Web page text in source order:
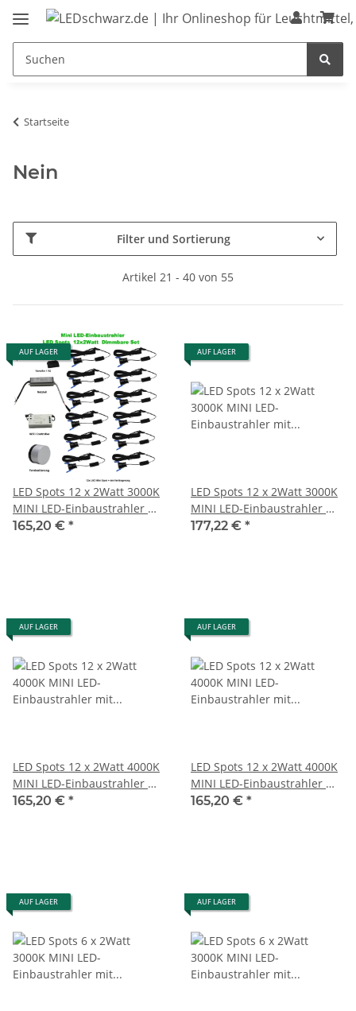
Startseite
Nein
Filter und Sortierung
Artikel 21 - 40 von 55
AUF LAGER
LED Spots 12 x 2Watt 3000K
MINI LED-Einbaustrahler mit
Wifi Controller Dimmbar
165,20 € *
AUF LAGER
LED Spots 12 x 2Watt 3000K
MINI LED-Einbaustrahler mit
Wifi Controller Dimmbar
177,22 € *
AUF LAGER
LED Spots 12 x 2Watt 4000K
MINI LED-Einbaustrahler mit
Wifi Controller Dimmbar
165,20 € *
AUF LAGER
LED Spots 12 x 2Watt 4000K
MINI LED-Einbaustrahler mit
Wifi Controller Dimmbar
165,20 € *
AUF LAGER AUF LAGER